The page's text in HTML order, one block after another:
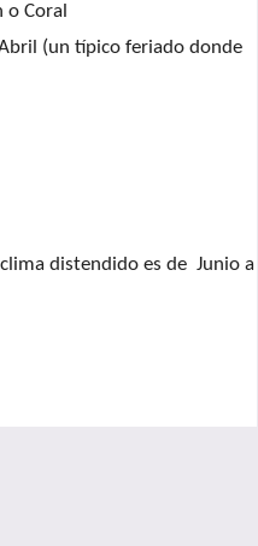
Coral
(un típico feriado donde
distendido es de Junio a